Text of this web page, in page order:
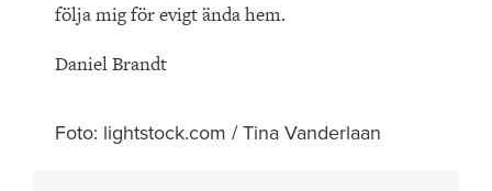
följa mig för evigt ända hem.
Daniel Brandt
Foto: lightstock.com / Tina Vanderlaan